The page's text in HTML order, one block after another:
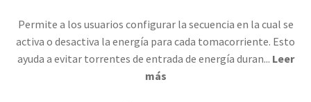
Permite a los usuarios configurar la secuencia en la cual se
activa o desactiva la energía para cada tomacorriente. Esto
ayuda a evitar torrentes de entrada de energía duran... Leer
más